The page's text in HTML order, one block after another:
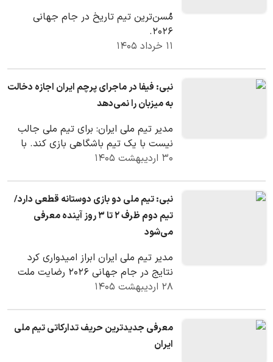
مُسن‌ترین تیم تاریخ در جام جهانی
۲۰۲۶.
۱۱ خرداد ۱۴۰۵
نبی: فیفا در ماجرای پرچم ایران اجازه دخالت
به میزبان را نمی‌دهد
مدیر تیم ملی ایران: برای تیم ملی جالب
نیست با یک تیم باشگاهی بازی کند. با
یک تیم ملی دیگر بازی می‌کنیم که هر
۳۰ اردیبهشت ۱۴۰۵
نبی: تیم ملی دو بازی دوستانه قطعی دارد/
تیم دوم ظرف ۲ تا ۳ روز آینده معرفی
می‌شود
مدیر تیم ملی ایران ابراز امیدواری کرد
نتایج در جام جهانی ۲۰۲۶ رضایت ملت
شریف ایران را جلب کند.
۲۸ اردیبهشت ۱۴۰۵
معرفی جدیدترین حریف تدارکاتی تیم ملی
ایران